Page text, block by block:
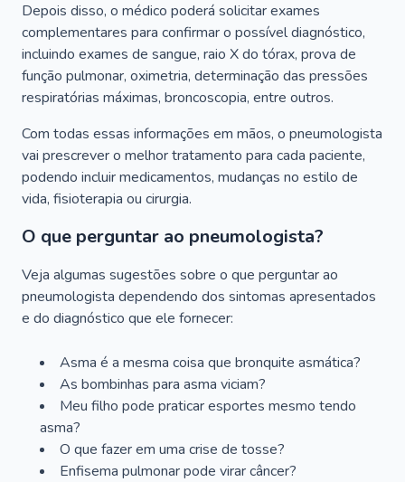
Depois disso, o médico poderá solicitar exames
complementares para confirmar o possível diagnóstico,
incluindo exames de sangue, raio X do tórax, prova de
função pulmonar, oximetria, determinação das pressões
respiratórias máximas, broncoscopia, entre outros.
Com todas essas informações em mãos, o pneumologista
vai prescrever o melhor tratamento para cada paciente,
podendo incluir medicamentos, mudanças no estilo de
vida, fisioterapia ou cirurgia.
O que perguntar ao pneumologista?
Veja algumas sugestões sobre o que perguntar ao
pneumologista dependendo dos sintomas apresentados
e do diagnóstico que ele fornecer:
Asma é a mesma coisa que bronquite asmática?
As bombinhas para asma viciam?
Meu filho pode praticar esportes mesmo tendo
asma?
O que fazer em uma crise de tosse?
Enfisema pulmonar pode virar câncer?